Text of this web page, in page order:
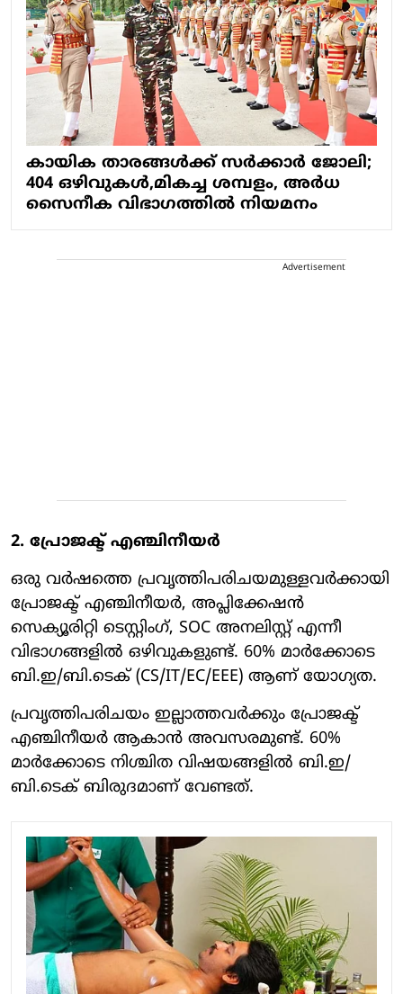
കായിക താരങ്ങൾക്ക് സർക്കാർ ജോലി;
404 ഒഴിവുകൾ,മികച്ച ശമ്പളം, അർധ
സൈനീക വിഭാഗത്തിൽ നിയമനം
Advertisement
2. പ്രോജക്ട് എഞ്ചിനീയർ
ഒരു വർഷത്തെ പ്രവൃത്തിപരിചയമുള്ളവർക്കായി
പ്രോജക്ട് എഞ്ചിനീയർ, അപ്ലിക്കേഷൻ
സെക്യൂരിറ്റി ടെസ്റ്റിംഗ്, SOC അനലിസ്റ്റ് എന്നീ
വിഭാഗങ്ങളിൽ ഒഴിവുകളുണ്ട്. 60% മാർക്കോടെ
ബി.ഇ/ബി.ടെക് (CS/IT/EC/EEE) ആണ് യോഗ്യത.
പ്രവൃത്തിപരിചയം ഇല്ലാത്തവർക്കും പ്രോജക്ട്
എഞ്ചിനീയർ ആകാൻ അവസരമുണ്ട്. 60%
മാർക്കോടെ നിശ്ചിത വിഷയങ്ങളിൽ ബി.ഇ/
ബി.ടെക് ബിരുദമാണ് വേണ്ടത്.